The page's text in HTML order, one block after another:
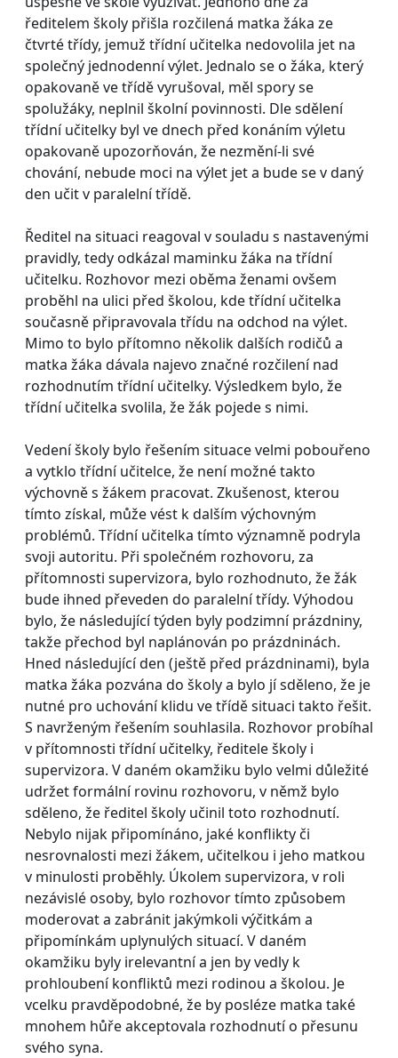
ředitelem školy přišla rozčilená matka žáka ze
čtvrté třídy, jemuž třídní učitelka nedovolila jet na
společný jednodenní výlet. Jednalo se o žáka, který
opakovaně ve třídě vyrušoval, měl spory se
spolužáky, neplnil školní povinnosti. Dle sdělení
třídní učitelky byl ve dnech před konáním výletu
opakovaně upozorňován, že nezmění-li své
chování, nebude moci na výlet jet a bude se v daný
den učit v paralelní třídě.
Ředitel na situaci reagoval v souladu s nastavenými
pravidly, tedy odkázal maminku žáka na třídní
učitelku. Rozhovor mezi oběma ženami ovšem
proběhl na ulici před školou, kde třídní učitelka
současně připravovala třídu na odchod na výlet.
Mimo to bylo přítomno několik dalších rodičů a
matka žáka dávala najevo značné rozčilení nad
rozhodnutím třídní učitelky. Výsledkem bylo, že
třídní učitelka svolila, že žák pojede s nimi.
Vedení školy bylo řešením situace velmi pobouřeno
a vytklo třídní učitelce, že není možné takto
výchovně s žákem pracovat. Zkušenost, kterou
tímto získal, může vést k dalším výchovným
problémů. Třídní učitelka tímto významně podryla
svoji autoritu. Při společném rozhovoru, za
přítomnosti supervizora, bylo rozhodnuto, že žák
bude ihned převeden do paralelní třídy. Výhodou
bylo, že následující týden byly podzimní prázdniny,
takže přechod byl naplánován po prázdninách.
Hned následující den (ještě před prázdninami), byla
matka žáka pozvána do školy a bylo jí sděleno, že je
nutné pro uchování klidu ve třídě situaci takto řešit.
S navrženým řešením souhlasila. Rozhovor probíhal
v přítomnosti třídní učitelky, ředitele školy i
supervizora. V daném okamžiku bylo velmi důležité
udržet formální rovinu rozhovoru, v němž bylo
sděleno, že ředitel školy učinil toto rozhodnutí.
Nebylo nijak připomínáno, jaké konflikty či
nesrovnalosti mezi žákem, učitelkou i jeho matkou
v minulosti proběhly. Úkolem supervizora, v roli
nezávislé osoby, bylo rozhovor tímto způsobem
moderovat a zabránit jakýmkoli výčitkám a
připomínkám uplynulých situací. V daném
okamžiku byly irelevantní a jen by vedly k
prohloubení konfliktů mezi rodinou a školou. Je
vcelku pravděpodobné, že by posléze matka také
mnohem hůře akceptovala rozhodnutí o přesunu
svého syna.